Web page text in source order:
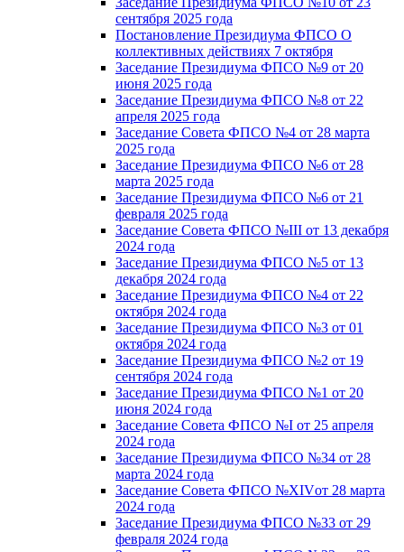
сентября 2025 года
Постановление Президиума ФПСО О
коллективных действиях 7 октября
Заседание Президиума ФПСО №9 от 20
июня 2025 года
Заседание Президиума ФПСО №8 от 22
апреля 2025 года
Заседание Совета ФПСО №4 от 28 марта
2025 года
Заседание Президиума ФПСО №6 от 28
марта 2025 года
Заседание Президиума ФПСО №6 от 21
февраля 2025 года
Заседание Совета ФПСО №III от 13 декабря
2024 года
Заседание Президиума ФПСО №5 от 13
декабря 2024 года
Заседание Президиума ФПСО №4 от 22
октября 2024 года
Заседание Президиума ФПСО №3 от 01
октября 2024 года
Заседание Президиума ФПСО №2 от 19
сентября 2024 года
Заседание Президиума ФПСО №1 от 20
июня 2024 года
Заседание Совета ФПСО №I от 25 апреля
2024 года
Заседание Президиума ФПСО №34 от 28
марта 2024 года
Заседание Совета ФПСО №XIVот 28 марта
2024 года
Заседание Президиума ФПСО №33 от 29
февраля 2024 года